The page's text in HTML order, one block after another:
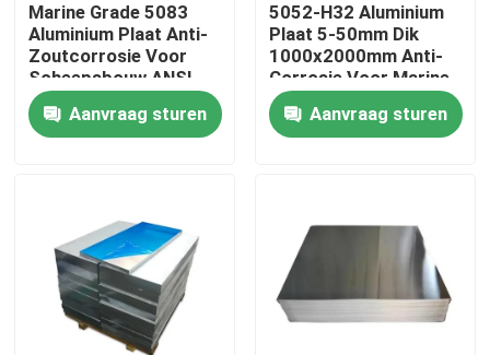
Thuis
video's
Over ons
Marine Grade 5083
Aluminium Plaat Anti-
Zoutcorrosie Voor
Scheepsbouw ANSI
Gecertificeerd
Aanvraag sturen
5052-H32 Aluminium
Plaat 5-50mm Dik
1000x2000mm Anti-
Corrosie Voor Marine
Constructie
Aanvraag sturen